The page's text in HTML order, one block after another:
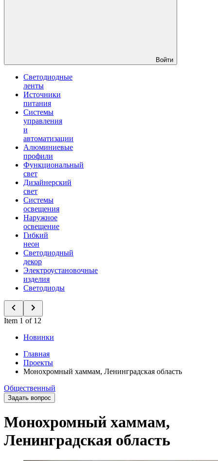
Войти
Светодиодные
ленты
Источники
питания
Системы
управления
и
автоматизации
Алюминиевые
профили
Функциональный
свет
Дизайнерский
свет
Системы
освещения
Наружное
освещение
Гибкий
неон
Светодиодный
декор
Электроустановочные
изделия
Светодиоды
Item 1 of 12
Новинки
Главная
Проекты
Монохромный хаммам, Ленинградская область
Общественный
Задать вопрос
Монохромный хаммам,
Ленинградская область